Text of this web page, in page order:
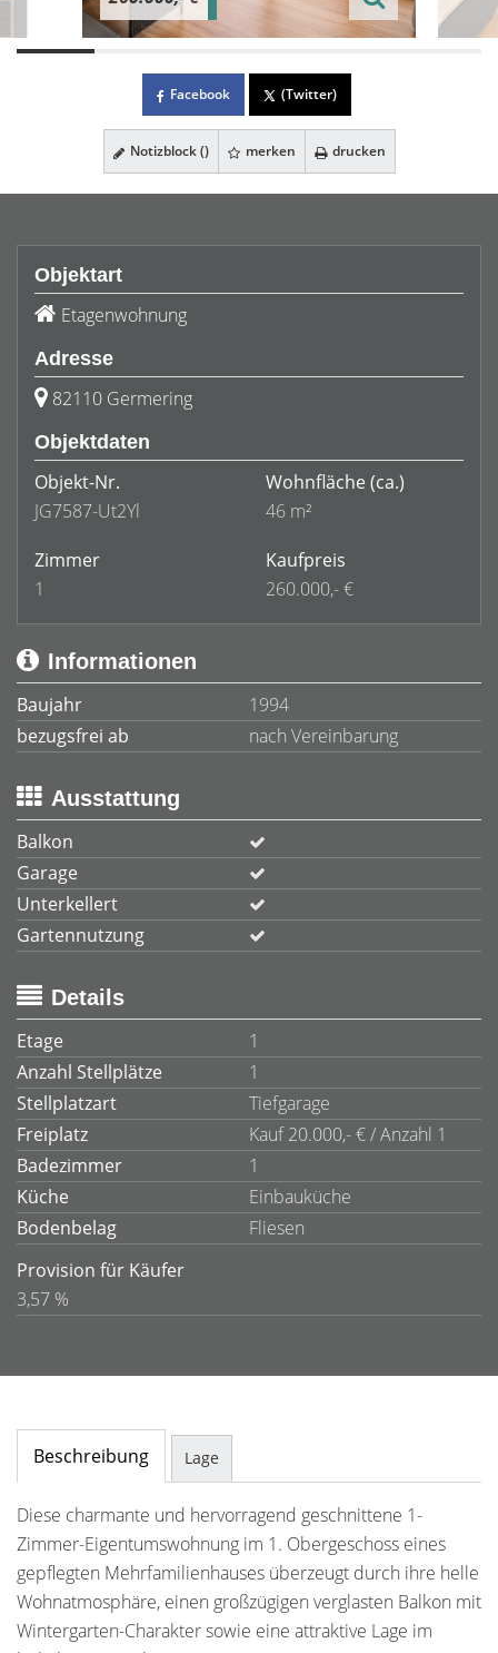
Facebook (Twitter)
Notizblock () merken drucken
Objektart
Etagenwohnung
Adresse
82110 Germering
Objektdaten
Objekt-Nr.
JG7587-Ut2Yl
Wohnfläche (ca.)
46 m²
Zimmer
1
Kaufpreis
260.000,- €
Informationen
Baujahr
1994
bezugsfrei ab
nach Vereinbarung
Ausstattung
Balkon
Garage
Unterkellert
Gartennutzung
Details
Etage
1
Anzahl Stellplätze
1
Stellplatzart
Tiefgarage
Freiplatz
Kauf 20.000,- € / Anzahl 1
Badezimmer
1
Küche
Einbauküche
Bodenbelag
Fliesen
Provision für Käufer
3,57 %
Beschreibung Lage
Diese charmante und hervorragend geschnittene 1-
Zimmer-Eigentumswohnung im 1. Obergeschoss eines
gepflegten Mehrfamilienhauses überzeugt durch ihre helle
Wohnatmosphäre, einen großzügigen verglasten Balkon mit
Wintergarten-Charakter sowie eine attraktive Lage im